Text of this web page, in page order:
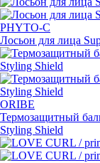
PHYTO-C
Лосьон для лица
ORIBE
Термозащитный
Styling Shield